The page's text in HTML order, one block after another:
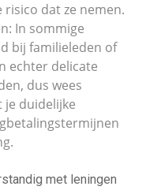
dat ze nemen.
In sommige
bij familieleden of
echter delicate
dus wees
je duidelijke
met leningen